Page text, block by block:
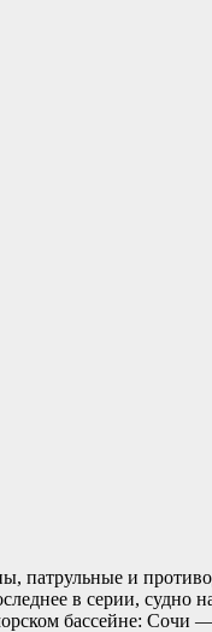
патрульные и
в серии, судно
бассейне: